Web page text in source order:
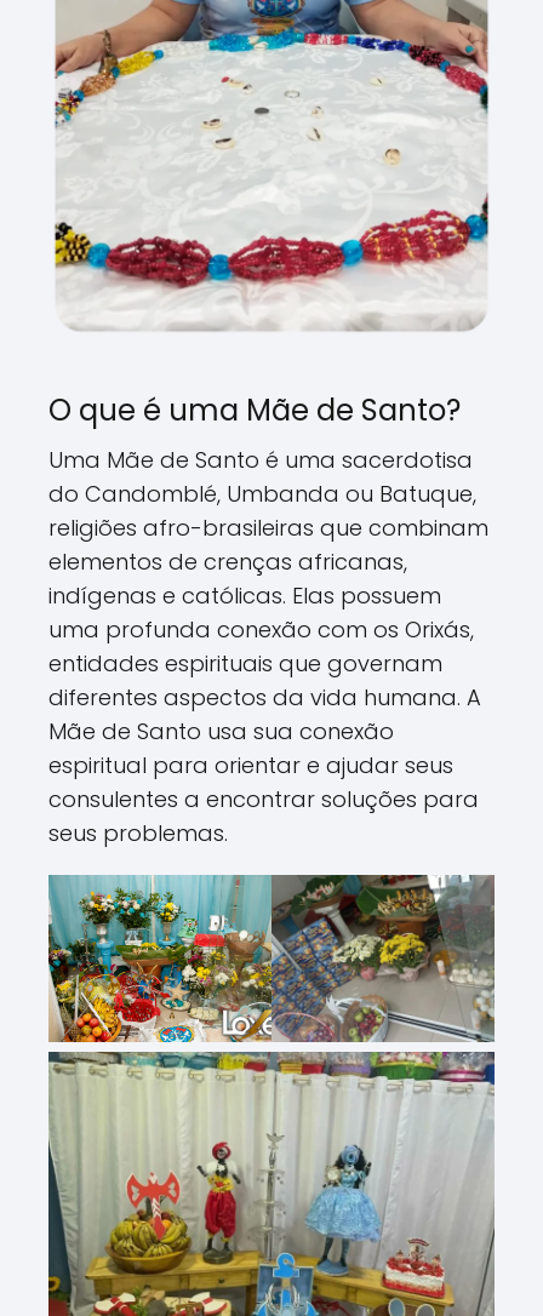
O que é uma Mãe de Santo?
Uma Mãe de Santo é uma sacerdotisa
do Candomblé, Umbanda ou Batuque,
religiões afro-brasileiras que combinam
elementos de crenças africanas,
indígenas e católicas. Elas possuem
uma profunda conexão com os Orixás,
entidades espirituais que governam
diferentes aspectos da vida humana. A
Mãe de Santo usa sua conexão
espiritual para orientar e ajudar seus
consulentes a encontrar soluções para
seus problemas.